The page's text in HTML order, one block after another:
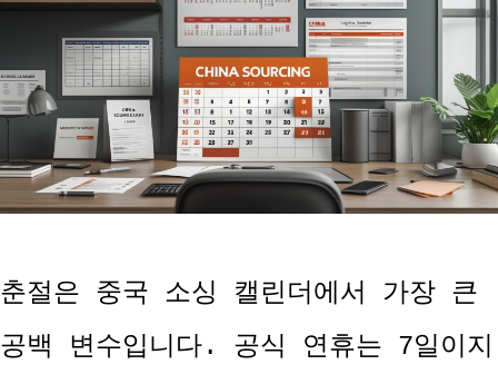
춘절은 중국 소싱 캘린더에서 가장 큰
공백 변수입니다. 공식 연휴는 7일이지